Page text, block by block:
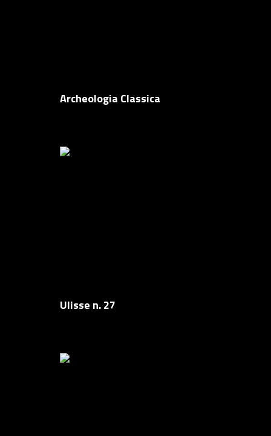
Archeologia Classica
Ulisse n. 27